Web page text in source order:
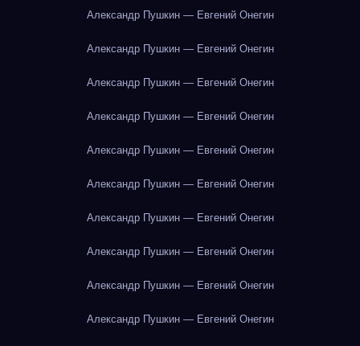
Александр Пушкин — Евгений Онегин
Александр Пушкин — Евгений Онегин
Александр Пушкин — Евгений Онегин
Александр Пушкин — Евгений Онегин
Александр Пушкин — Евгений Онегин
Александр Пушкин — Евгений Онегин
Александр Пушкин — Евгений Онегин
Александр Пушкин — Евгений Онегин
Александр Пушкин — Евгений Онегин
Александр Пушкин — Евгений Онегин